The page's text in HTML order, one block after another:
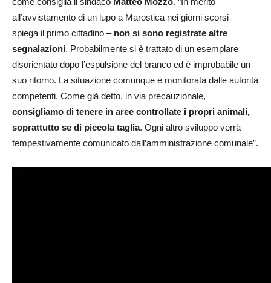
all’avvistamento di un lupo a Marostica nei giorni scorsi –
spiega il primo cittadino – non si sono registrate altre
segnalazioni. Probabilmente si è trattato di un esemplare
disorientato dopo l’espulsione del branco ed è improbabile un
suo ritorno. La situazione comunque è monitorata dalle autorità
competenti. Come già detto, in via precauzionale,
consigliamo di tenere in aree controllate i propri animali,
soprattutto se di piccola taglia. Ogni altro sviluppo verrà
tempestivamente comunicato dall’amministrazione comunale”.